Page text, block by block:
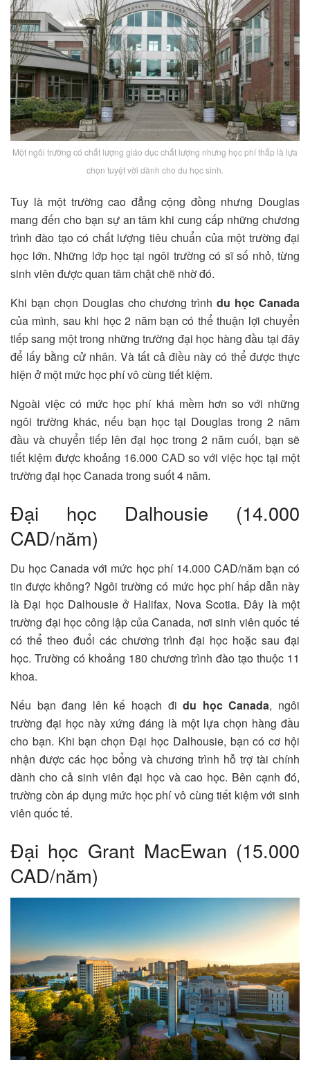
Một ngôi trường có chất lượng giáo dục chất lượng nhưng học phí thấp là lựa
chọn tuyệt vời dành cho du học sinh.
Tuy là một trường cao đẳng cộng đồng nhưng Douglas
mang đến cho bạn sự an tâm khi cung cấp những chương
trình đào tạo có chất lượng tiêu chuẩn của một trường đại
học lớn. Những lớp học tại ngôi trường có sĩ số nhỏ, từng
sinh viên được quan tâm chặt chẽ nhờ đó.
Khi bạn chọn Douglas cho chương trìnhdu học Canada
của mình, sau khi học 2 năm bạn có thể thuận lợi chuyển
tiếp sang một trong những trường đại học hàng đầu tại đây
để lấy bằng cử nhân. Và tất cả điều này có thể được thực
hiện ở một mức học phí vô cùng tiết kiệm.
Ngoài việc có mức học phí khá mềm hơn so với những
ngôi trường khác, nếu bạn học tại Douglas trong 2 năm
đầu và chuyển tiếp lên đại học trong 2 năm cuối, bạn sẽ
tiết kiệm được khoảng 16.000 CAD so với việc học tại một
trường đại học Canada trong suốt 4 năm.
Đại học Dalhousie (14.000
CAD/năm)
Du học Canada với mức học phí 14.000 CAD/năm bạn có
tin được không? Ngôi trường có mức học phí hấp dẫn này
là Đại học Dalhousie ở Halifax, Nova Scotia. Đây là một
trường đại học công lập của Canada, nơi sinh viên quốc tế
có thể theo đuổi các chương trình đại học hoặc sau đại
học. Trường có khoảng 180 chương trình đào tạo thuộc 11
khoa.
Nếu bạn đang lên kế hoạch đidu học Canada, ngôi
trường đại học này xứng đáng là một lựa chọn hàng đầu
cho bạn. Khi bạn chọn Đại học Dalhousie, bạn có cơ hội
nhận được các học bổng và chương trình hỗ trợ tài chính
dành cho cả sinh viên đại học và cao học. Bên cạnh đó,
trường còn áp dụng mức học phí vô cùng tiết kiệm với sinh
viên quốc tế.
Đại học Grant MacEwan (15.000
CAD/năm)